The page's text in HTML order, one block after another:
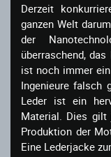
Derzeit
ganzen Welt
der
überraschend,
ist noch immer
Ingenieure falsch
Leder ist ein
Material. Dies gilt
Produktion der
Eine Lederjacke